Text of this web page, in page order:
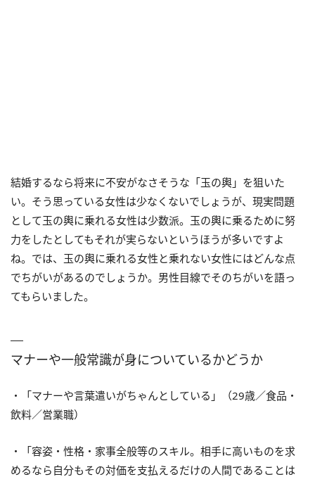
結婚するなら将来に不安がなさそうな「玉の輿」を狙いた
い。そう思っている女性は少なくないでしょうが、現実問題
として玉の輿に乗れる女性は少数派。玉の輿に乗るために努
力をしたとしてもそれが実らないというほうが多いですよ
ね。では、玉の輿に乗れる女性と乗れない女性にはどんな点
でちがいがあるのでしょうか。男性目線でそのちがいを語っ
てもらいました。
マナーや一般常識が身についているかどうか
・「マナーや言葉遣いがちゃんとしている」（29歳／食品・
飲料／営業職）
・「容姿・性格・家事全般等のスキル。相手に高いものを求
めるなら自分もその対価を支払えるだけの人間であることは